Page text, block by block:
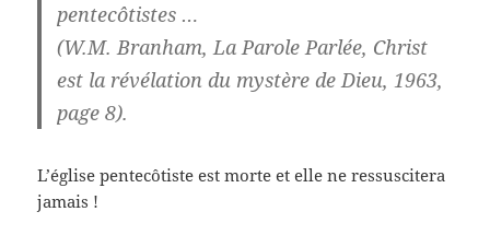
pentecôtistes …
(W.M. Branham, La Parole Parlée, Christ
est la révélation du mystère de Dieu, 1963,
page 8).
L’église pentecôtiste est morte et elle ne ressuscitera
jamais !